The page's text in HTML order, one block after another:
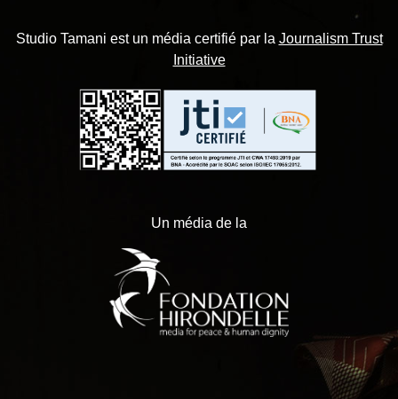
Studio Tamani est un média certifié par la Journalism Trust
Initiative
Un média de la